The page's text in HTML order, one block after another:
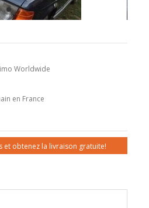
Worldwide
en France
et obtenez la livraison gratuite!